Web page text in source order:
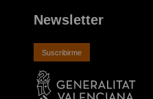
Newsletter
Suscribirme